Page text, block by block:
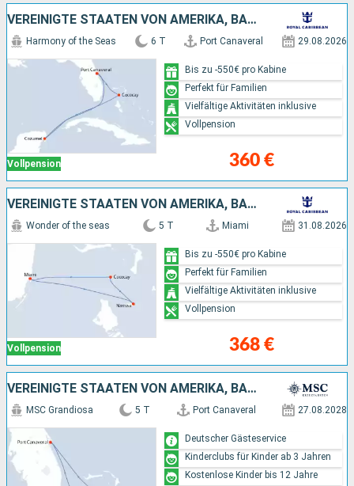
VEREINIGTE STAATEN VON AMERIKA, BAHAMAS, MEXIKO
Vollpension
Harmony of the Seas 6 T Port Canaveral 29.08.2026
360 €
Bis zu -550€ pro Kabine
Perfekt für Familien
Vielfältige Aktivitäten inklusive
Vollpension
VEREINIGTE STAATEN VON AMERIKA, BAHAMAS
Vollpension
Wonder of the seas 5 T Miami 31.08.2026
368 €
Bis zu -550€ pro Kabine
Perfekt für Familien
Vielfältige Aktivitäten inklusive
Vollpension
VEREINIGTE STAATEN VON AMERIKA, BAHAMAS
MSC Grandiosa 5 T Port Canaveral 27.08.2028
Deutscher Gästeservice
Kinderclubs für Kinder ab 3 Jahren
Kostenlose Kinder bis 12 Jahre